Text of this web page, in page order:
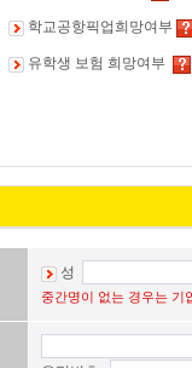
학교공항픽업희망여부
유학생 보험 희망여부
성
중간명이 없는 경우는 기